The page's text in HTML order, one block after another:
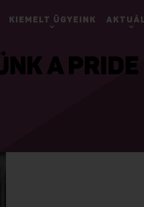
KIEMELT ÜGYEINK
A